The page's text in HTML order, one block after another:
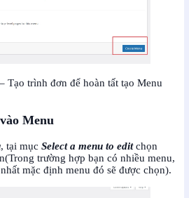
– Tạo trình đơn để hoàn tất tạo Menu
Menu
, tại mục Select a menu to editchọn
trường hợp bạn có nhiều menu,
mặc định menu đó sẽ được chọn).